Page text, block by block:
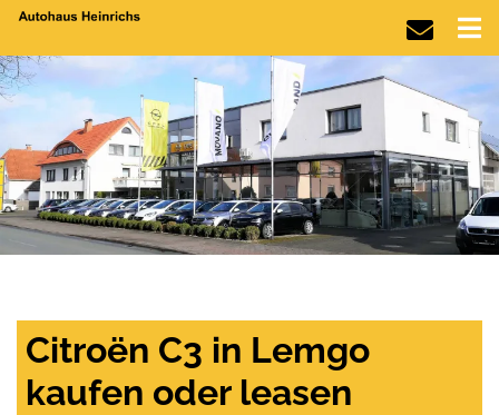
Citroën C3 in Lemgo
kaufen oder leasen